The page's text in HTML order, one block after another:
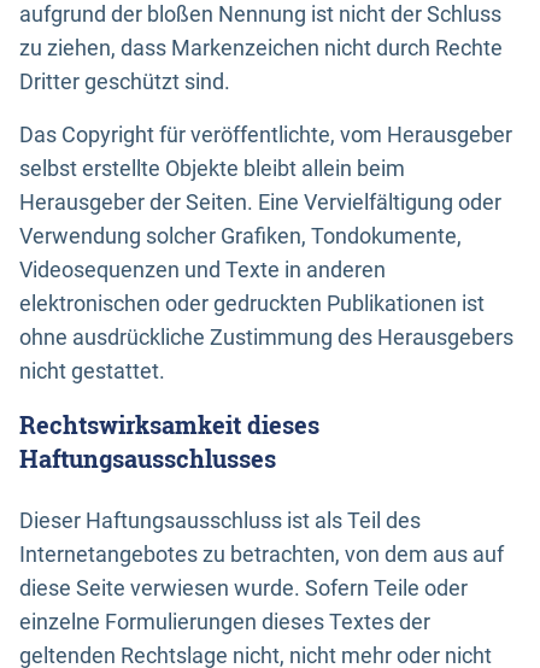
aufgrund der bloßen Nennung ist nicht der Schluss
zu ziehen, dass Markenzeichen nicht durch Rechte
Dritter geschützt sind.
Das Copyright für veröffentlichte, vom Herausgeber
selbst erstellte Objekte bleibt allein beim
Herausgeber der Seiten. Eine Vervielfältigung oder
Verwendung solcher Grafiken, Tondokumente,
Videosequenzen und Texte in anderen
elektronischen oder gedruckten Publikationen ist
ohne ausdrückliche Zustimmung des Herausgebers
nicht gestattet.
Rechtswirksamkeit dieses
Haftungsausschlusses
Dieser Haftungsausschluss ist als Teil des
Internetangebotes zu betrachten, von dem aus auf
diese Seite verwiesen wurde. Sofern Teile oder
einzelne Formulierungen dieses Textes der
geltenden Rechtslage nicht, nicht mehr oder nicht